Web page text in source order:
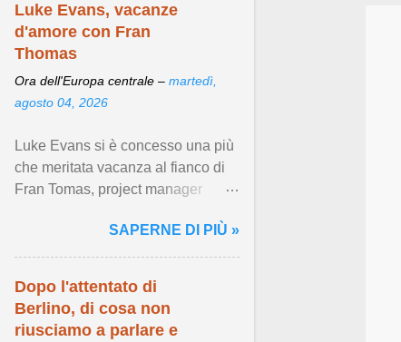
garantendo una
Luke Evans, vacanze
d'amore con Fran
Thomas
Ora dell'Europa centrale – martedì,
agosto 04, 2026
Luke Evans si è concesso una più
che meritata vacanza al fianco di
Fran Tomas, project manager
coppia dal 2021. Visualizza
articolo ...
SAPERNE DI PIÙ »
Dopo l'attentato di
Berlino, di cosa non
riusciamo a parlare e